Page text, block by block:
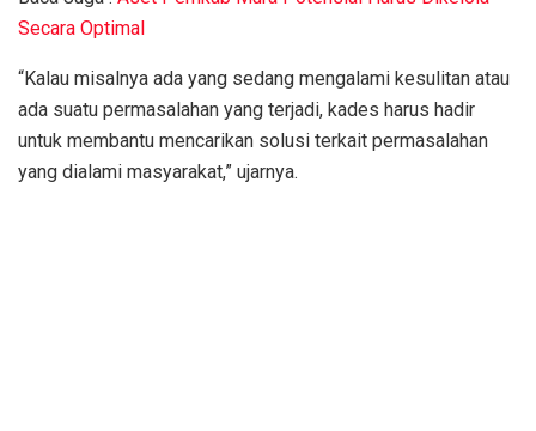
Secara Optimal
“Kalau misalnya ada yang sedang mengalami kesulitan atau
ada suatu permasalahan yang terjadi, kades harus hadir
untuk membantu mencarikan solusi terkait permasalahan
yang dialami masyarakat,” ujarnya.